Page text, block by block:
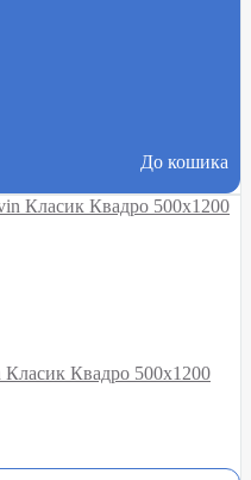
До кошика
Квадро 500х1200